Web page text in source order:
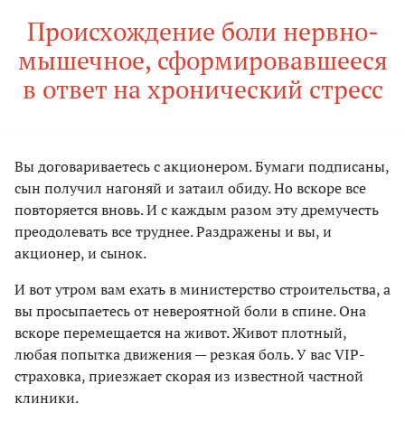
Происхождение боли нервно-
мышечное, сформировавшееся
в ответ на хронический стресс
Вы договариваетесь с акционером. Бумаги подписаны,
сын получил нагоняй и затаил обиду. Но вскоре все
повторяется вновь. И с каждым разом эту дремучесть
преодолевать все труднее. Раздражены и вы, и
акционер, и сынок.
И вот утром вам ехать в министерство строительства, а
вы просыпаетесь от невероятной боли в спине. Она
вскоре перемещается на живот. Живот плотный,
любая попытка движения — резкая боль. У вас VIP-
страховка, приезжает скорая из известной частной
клиники.